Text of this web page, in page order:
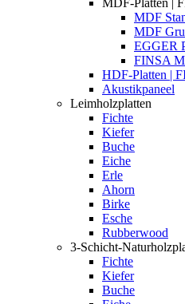
MDF-Platten |
MDF
MDF
EGGER
FINSA
HDF-Platten |
Akustikpaneel
Leimholzplatten
Fichte
Kiefer
Buche
Eiche
Erle
Ahorn
Birke
Esche
Rubberwood
3-Schicht-
Fichte
Kiefer
Buche